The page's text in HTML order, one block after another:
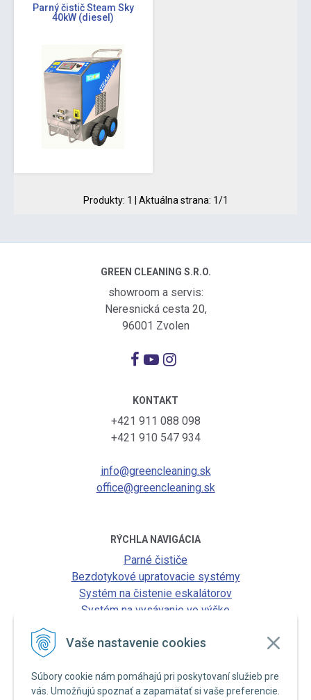
Vaše nastavenie cookies
Súbory cookie nám pomáhajú pri poskytovaní služieb pre
vás. Umožňujú spoznať a zapamätať si vaše preferencie.
Parný čistič Steam Sky
40kW (diesel)
Produkty: 1 | Aktuálna strana: 1/1
GREEN CLEANING S.R.O.
showroom a servis:
Neresnická cesta 20,
96001 Zvolen
KONTAKT
+421 911 088 098
+421 910 547 934
info@greencleaning.sk
office@greencleaning.sk
RÝCHLA NAVIGÁCIA
Parné čističe
Bezdotykové upratovacie systémy
Systém na čistenie eskalátorov
Systém na vysávanie vo výške
Business leasing